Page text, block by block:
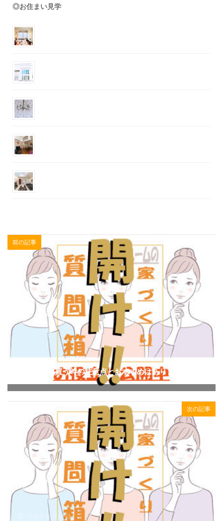
◎お住まい見学
前の記事
2018年10月23日
中古住宅を買う時の注意点とおすすめはありますか？
次の記事
2018年10月27日